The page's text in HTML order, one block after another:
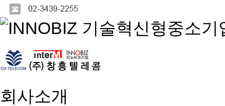
회사소개